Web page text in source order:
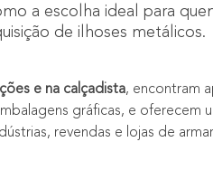
a escolha ideal para
de ilhoses metálicos.
e na calçadista, encontram
gráficas, e oferecem
revendas e lojas de